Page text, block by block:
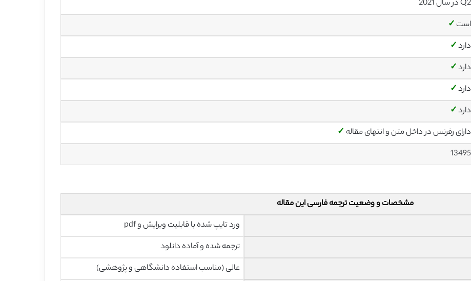
Q2 در سال 2021
است ✓
دارد✓
دارد✓
دارد✓
دارد✓
دارای رفرنس در داخل متن و انتهای مقاله ✓
13495
مشخصات و وضعیت ترجمه فارسی این مقاله
ورد تایپ شده با قابلیت ویرایش و pdf
ترجمه شده و آماده دانلود
عالی (مناسب استفاده دانشگاهی و پژوهشی)